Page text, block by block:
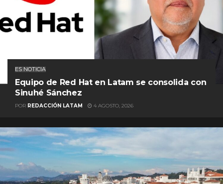
ES NOTICIA
Equipo de Red Hat en Latam se consolida con
Sinuhé Sánchez
POR REDACCIÓN LATAM 4 AGOSTO, 2026